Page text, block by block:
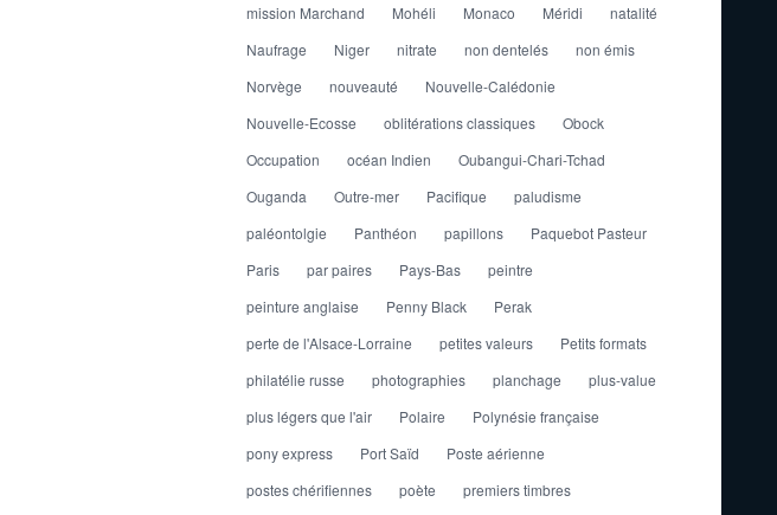
mission Marchand
Mohéli Monaco Méridi
natalité
Naufrage
Niger nitrate non dentelés
non émis
Norvège
nouveauté
Nouvelle-Calédonie
Nouvelle-Ecosse
oblitérations classiques
Obock
Occupation
océan Indien
Oubangui-Chari-Tchad
Ouganda
Outre-mer Pacifique
paludisme
paléontolgie
Panthéon papillons
Paquebot Pasteur
Paris
par paires Pays-Bas
peintre
peinture anglaise
Penny Black
Perak
perte de l'Alsace-Lorraine
petites valeurs
Petits formats
philatélie russe
photographies planchage
plus-value
plus légers que l'air
Polaire
Polynésie française
pony express
Port Saïd
Poste aérienne
postes chérifiennes
poète premiers timbres